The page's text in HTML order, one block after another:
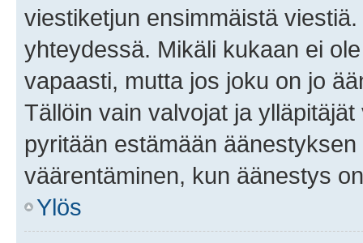
viestiketjun ensimmäistä
yhteydessä. Mikäli kukaan ei
vapaasti, mutta jos joku on jo
Tällöin vain valvojat ja
pyritään estämään
väärentäminen, kun äänestys
Ylös